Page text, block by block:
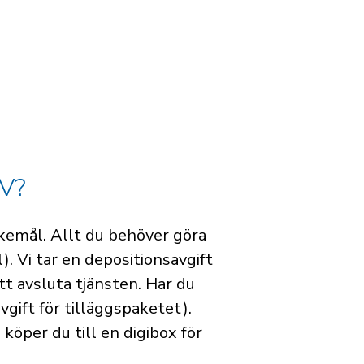
Allt du behöver göra
Vi tar en depositionsavgift
avsluta tjänsten. Har du
för tilläggspaketet).
du till en digibox för